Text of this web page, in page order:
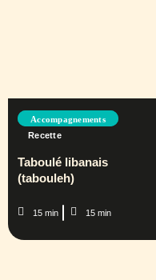
Accompagnements
Recette
Taboulé libanais
(tabouleh)
15 min 15 min